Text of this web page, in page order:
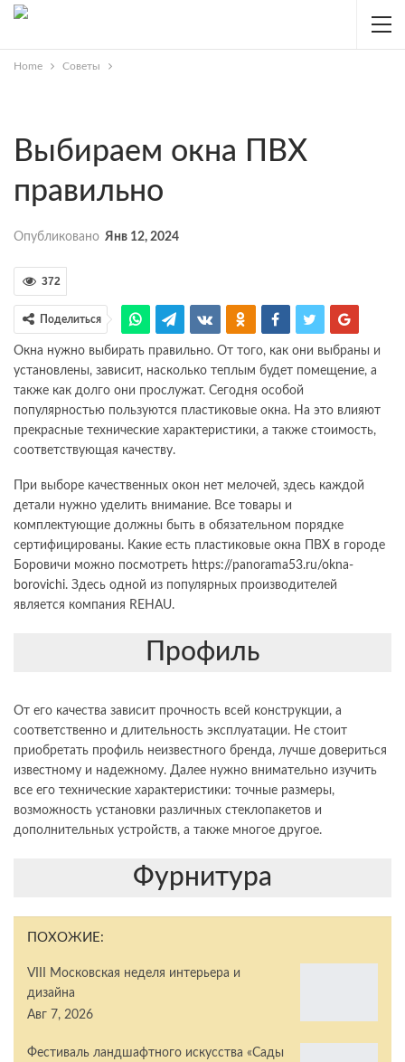
Home Советы
Выбираем окна ПВХ
правильно
Опубликовано Янв 12, 2024
372
Поделиться
Окна нужно выбирать правильно. От того, как они выбраны и
установлены, зависит, насколько теплым будет помещение, а
также как долго они прослужат. Сегодня особой
популярностью пользуются пластиковые окна. На это влияют
прекрасные технические характеристики, а также стоимость,
соответствующая качеству.
При выборе качественных окон нет мелочей, здесь каждой
детали нужно уделить внимание. Все товары и
комплектующие должны быть в обязательном порядке
сертифицированы. Какие есть пластиковые окна ПВХ в городе
Боровичи можно посмотреть https://panorama53.ru/okna-
borovichi. Здесь одной из популярных производителей
является компания REHAU.
Профиль
От его качества зависит прочность всей конструкции, а
соответственно и длительность эксплуатации. Не стоит
приобретать профиль неизвестного бренда, лучше довериться
известному и надежному. Далее нужно внимательно изучить
все его технические характеристики: точные размеры,
возможность установки различных стеклопакетов и
дополнительных устройств, а также многое другое.
Фурнитура
ПОХОЖИЕ:
VIII Московская неделя интерьера и
дизайна
Авг 7, 2026
Фестиваль ландшафтного искусства «Сады